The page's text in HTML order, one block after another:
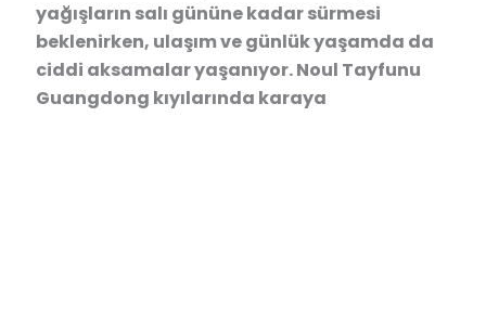
yağışların salı gününe kadar sürmesi
beklenirken, ulaşım ve günlük yaşamda da
ciddi aksamalar yaşanıyor. Noul Tayfunu
Guangdong kıyılarında karaya